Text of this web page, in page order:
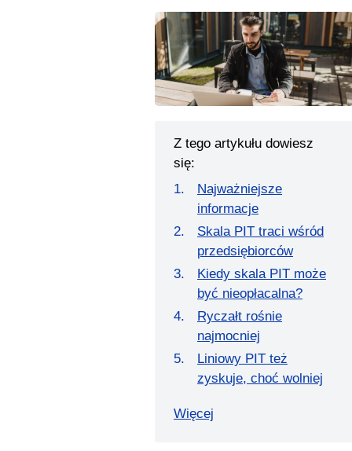
Z tego artykułu dowiesz
się:
Najważniejsze
informacje
Skala PIT traci wśród
przedsiębiorców
Kiedy skala PIT może
być nieopłacalna?
Ryczałt rośnie
najmocniej
Liniowy PIT też
zyskuje, choć wolniej
Więcej